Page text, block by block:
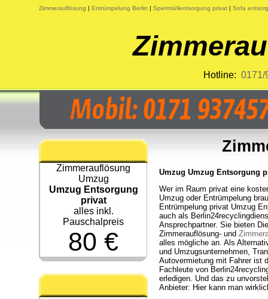
Zimmerauflösung | Entrümpelung Berlin | Sperrmüllentsorgung privat | Sofa
Hotline: 0171/
Zimmerauflösung
Umzug
Umzug Entsorgung
privat
alles inkl.
Pauschalpreis
80 €
Umzug Umzug Entsorgung
Wer im Raum privat eine
Umzug oder Entrümpelung
Entrümpelung privat Umzug
auch als
Ansprechpartner. Sie bieten
Zimmerauflösung- und
alles mögliche an. Als
und Umzugsunternehmen,
Autovermietung mit Fahrer ist
Fachleute von
erledigen. Und das zu
Anbieter: Hier kann man